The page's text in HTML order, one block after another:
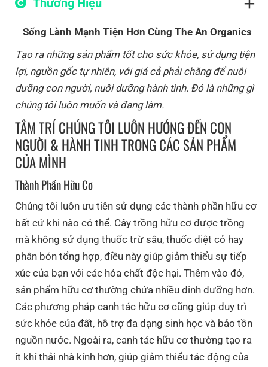
Thương Hiệu
Sống Lành Mạnh Tiện Hơn Cùng The An Organics
Tạo ra những sản phẩm tốt cho sức khỏe, sử dụng tiện
lợi, nguồn gốc tự nhiên, với giá cả phải chăng để nuôi
dưỡng con người, nuôi dưỡng hành tinh. Đó là những gì
chúng tôi luôn muốn và đang làm.
TÂM TRÍ CHÚNG TÔI LUÔN HƯỚNG ĐẾN CON
NGƯỜI & HÀNH TINH TRONG CÁC SẢN PHẨM
CỦA MÌNH
Thành Phần Hữu Cơ
Chúng tôi luôn ưu tiên sử dụng các thành phần hữu cơ
bất cứ khi nào có thể. Cây trồng hữu cơ được trồng
mà không sử dụng thuốc trừ sâu, thuốc diệt cỏ hay
phân bón tổng hợp, điều này giúp giảm thiểu sự tiếp
xúc của bạn với các hóa chất độc hại. Thêm vào đó,
sản phẩm hữu cơ thường chứa nhiều dinh dưỡng hơn.
Các phương pháp canh tác hữu cơ cũng giúp duy trì
sức khỏe của đất, hỗ trợ đa dạng sinh học và bảo tồn
nguồn nước. Ngoài ra, canh tác hữu cơ thường tạo ra
ít khí thải nhà kính hơn, giúp giảm thiểu tác động của